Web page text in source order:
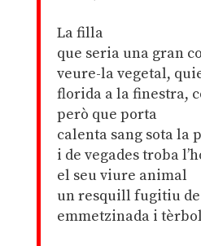
La filla
que seria una gran
veure-la vegetal,
florida a la finestra,
però que porta
calenta sang sota la
i de vegades troba
el seu viure animal
un resquill fugitiu
emmetzinada i